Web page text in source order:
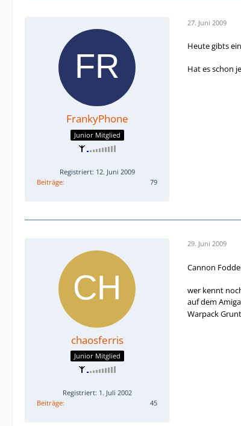
FrankyPhone
Junior Mitglied
Registriert: 12. Juni 2009
Beiträge
79
27. Juni 2009
Heute gibts
Hat es schon
chaosferris
Junior Mitglied
Registriert: 1. Juli 2002
Beiträge
45
29. Juni 2009
Cannon
wer kennt
auf dem
Warpack